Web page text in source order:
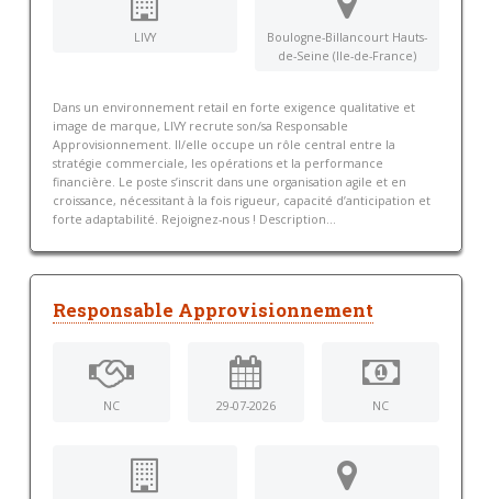
LIVY
Boulogne-Billancourt Hauts-
de-Seine (Ile-de-France)
Dans un environnement retail en forte exigence qualitative et
image de marque, LIVY recrute son/sa Responsable
Approvisionnement. Il/elle occupe un rôle central entre la
stratégie commerciale, les opérations et la performance
financière. Le poste s’inscrit dans une organisation agile et en
croissance, nécessitant à la fois rigueur, capacité d’anticipation et
forte adaptabilité. Rejoignez-nous ! Description...
Responsable Approvisionnement
NC 29-07-2026 NC